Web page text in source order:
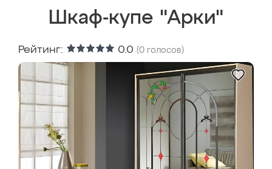
Шкаф-купе "Арки"
Рейтинг: 0.0 (0 голосов)